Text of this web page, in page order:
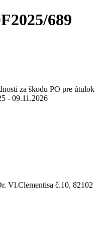
689
za škodu PO pre útulok
- 09.11.2026
Vl.Clementisa č.10, 82102